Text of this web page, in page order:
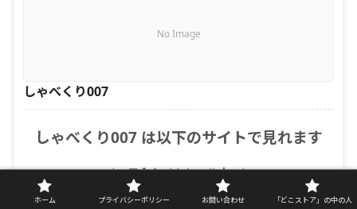
No Image
しゃべくり007
しゃべくり007 は以下のサイトで見れます
＼ 只今タイムセール中 ／
ホーム プライバシーポリシー お問い合わせ 「どこストア」の中の人